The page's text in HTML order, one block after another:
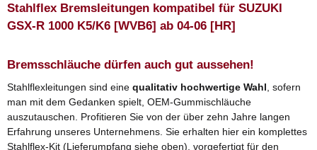
Stahlflex Bremsleitungen kompatibel für SUZUKI
GSX-R 1000 K5/K6 [WVB6] ab 04-06 [HR]
Bremsschläuche dürfen auch gut aussehen!
Stahlflexleitungen sind eine qualitativ hochwertige Wahl , sofern
man mit dem Gedanken spielt, OEM-Gummischläuche
auszutauschen. Profitieren Sie von der über zehn Jahre langen
Erfahrung unseres Unternehmens. Sie erhalten hier ein komplettes
Stahlflex-Kit (Lieferumpfang siehe oben), vorgefertigt für den